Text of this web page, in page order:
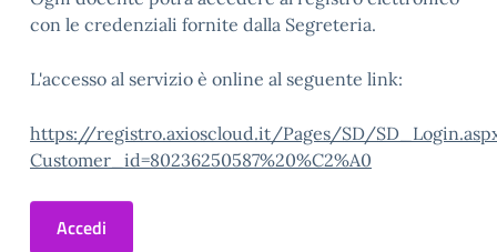
con le credenziali fornite dalla Segreteria.
L'accesso al servizio è online al seguente link:
https://registro.axioscloud.it/Pages/SD/
Customer_id=80236250587%20%C2%A0
Accedi